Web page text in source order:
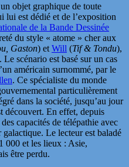
objet graphique de toute
lui est dédié et de l’exposition
de la Bande Dessinée
du style « atome » cher aux
Gaston) et Will (Tif & Tondu),
scénario est basé sur un cas
américain surnommé, par le
. Ce spécialiste du monde
particulièrement
dans la société, jusqu’au jour
découvert. En effet, depuis
capacités de télépathie avec
Le lecteur est baladé
000 et les lieux : Asie,
être perdu.